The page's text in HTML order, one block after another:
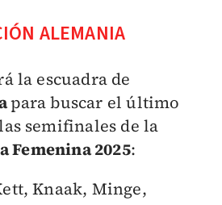
ALEMANIA
la escuadra de
para buscar el último
semifinales de la
Femenina 2025:
Knaak, Minge,